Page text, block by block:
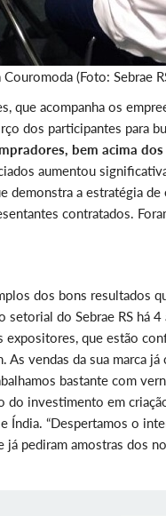
(Foto: Sebrae
que acompanha os
dos participantes para
bem acima
aumentou
demonstra a estratégia de
contratados.
dos bons resultados
do Sebrae RS há 4
que estão
As vendas da sua marca
bastante com
do investimento em
Índia. “Despertamos o
pediram amostras dos